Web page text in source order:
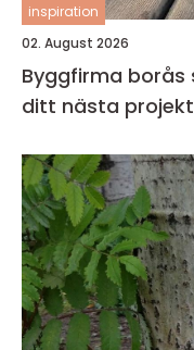
inspiration
02. August 2026
Byggfirma borås så väljer du rätt partner för
ditt nästa projekt